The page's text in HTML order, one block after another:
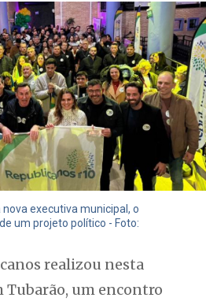
executiva municipal, o
um projeto político - Foto:
realizou nesta
Tubarão, um encontro